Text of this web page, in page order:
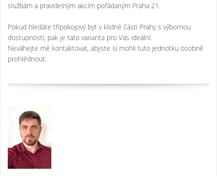
službám a pravidelným akcím pořádaným Praha 21.
Pokud hledáte třípokojový byt v klidné části Prahy s výbornou
dostupností, pak je tato varianta pro Vás ideální.
Neváhejte mě kontaktovat, abyste si mohli tuto jednotku osobně
prohlédnout.